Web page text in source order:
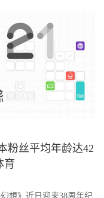
粉丝平均年龄达42
育
想》近日迎来38周年纪